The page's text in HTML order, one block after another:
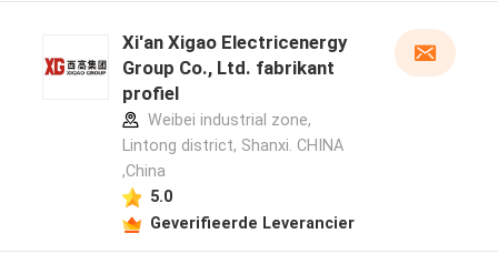
Xi'an Xigao Electricenergy
Group Co., Ltd. fabrikant
profiel
Weibei industrial zone,
Lintong district, Shanxi. CHINA
,China
5.0
Geverifieerde Leverancier